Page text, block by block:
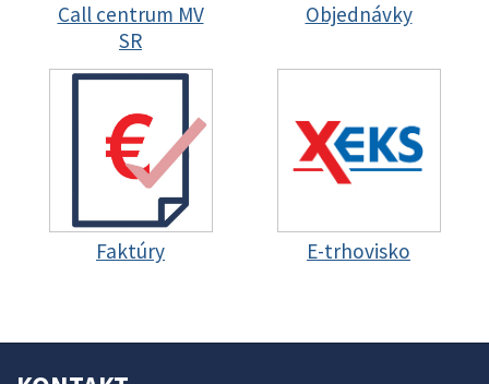
Call centrum MV
SR
Objednávky
Faktúry E-trhovisko